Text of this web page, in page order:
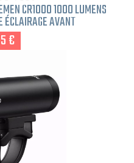
CR1000 1000 LUMENS
ÉCLAIRAGE AVANT
€